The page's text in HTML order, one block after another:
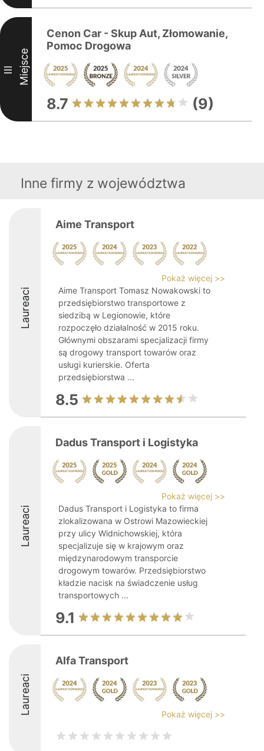
III Miejsce
Cenon Car - Skup Aut, Złomowanie,
Pomoc Drogowa
8.7 (9)
Inne firmy z województwa
Laureaci
Aime Transport
Pokaż więcej >>
Aime Transport Tomasz Nowakowski to
przedsiębiorstwo transportowe z
siedzibą w Legionowie, które
rozpoczęło działalność w 2015 roku.
Głównymi obszarami specjalizacji firmy
są drogowy transport towarów oraz
usługi kurierskie. Oferta
przedsiębiorstwa ...
8.5
Laureaci
Dadus Transport i Logistyka
Pokaż więcej >>
Dadus Transport i Logistyka to firma
zlokalizowana w Ostrowi Mazowieckiej
przy ulicy Widnichowskiej, która
specjalizuje się w krajowym oraz
międzynarodowym transporcie
drogowym towarów. Przedsiębiorstwo
kładzie nacisk na świadczenie usług
transportowych ...
9.1
Laureaci
Alfa Transport
Pokaż więcej >>